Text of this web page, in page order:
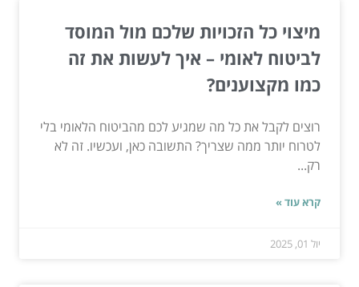
מיצוי כל הזכויות שלכם מול המוסד
לביטוח לאומי – איך לעשות את זה
כמו מקצוענים?
רוצים לקבל את כל מה שמגיע לכם מהביטוח הלאומי בלי
לטרוח יותר ממה שצריך? התשובה כאן, ועכשיו. זה לא
רק...
קרא עוד »
יול 01, 2025